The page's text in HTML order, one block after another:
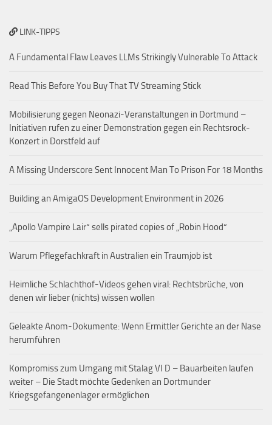
LINK-TIPPS
A Fundamental Flaw Leaves LLMs Strikingly Vulnerable To Attack
Read This Before You Buy That TV Streaming Stick
Mobilisierung gegen Neonazi-Veranstaltungen in Dortmund –
Initiativen rufen zu einer Demonstration gegen ein Rechtsrock-
Konzert in Dorstfeld auf
A Missing Underscore Sent Innocent Man To Prison For 18 Months
Building an AmigaOS Development Environment in 2026
„Apollo Vampire Lair“ sells pirated copies of „Robin Hood“
Warum Pflegefachkraft in Australien ein Traumjob ist
Heimliche Schlachthof-Videos gehen viral: Rechtsbrüche, von
denen wir lieber (nichts) wissen wollen
Geleakte Anom-Dokumente: Wenn Ermittler Gerichte an der Nase
herumführen
Kompromiss zum Umgang mit Stalag VI D – Bauarbeiten laufen
weiter – Die Stadt möchte Gedenken an Dortmunder
Kriegsgefangenenlager ermöglichen